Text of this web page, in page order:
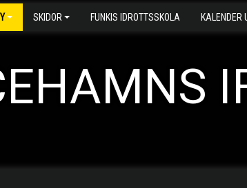
SKIDOR FUNKIS IDROTTSSKOLA KALENDER